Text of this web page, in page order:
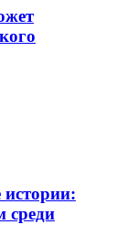
среди